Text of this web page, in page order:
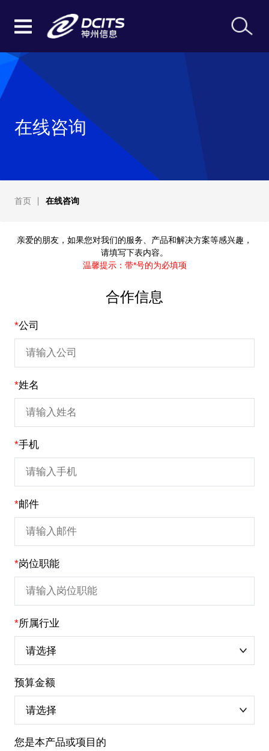
在线咨询
首页 在线咨询
亲爱的朋友，如果您对我们的服务、产品和解决方案等感兴趣，
请填写下表内容。
温馨提示：带*号的为必填项
合作信息
*公司
*姓名
*手机
*邮件
*岗位职能
*所属行业
预算金额
您是本产品或项目的